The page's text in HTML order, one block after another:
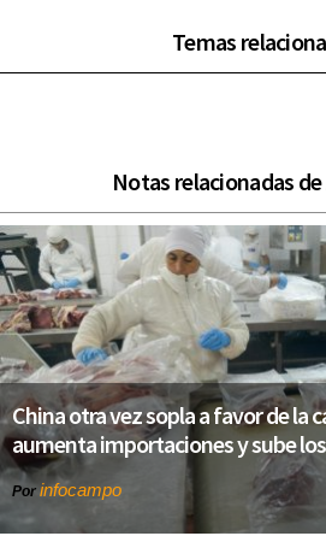
Temas
Notas relacionadas de
China otra vez sopla a favor de la
aumenta importaciones y sube
Por infocampo